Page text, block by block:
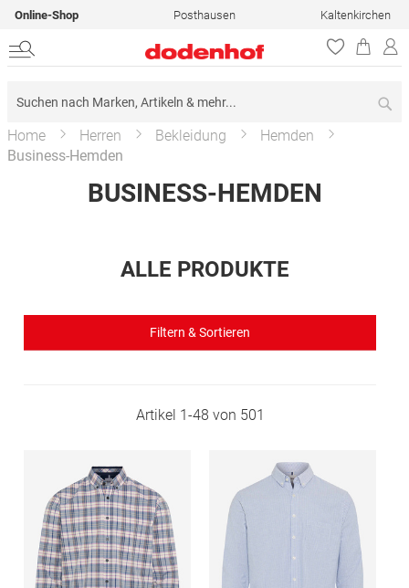
Online-Shop Posthausen Kaltenkirchen
Home Herren Bekleidung
Hemden
Business-Hemden
BUSINESS-HEMDEN
ALLE PRODUKTE
Filtern & Sortieren
Artikel 1-48 von 501